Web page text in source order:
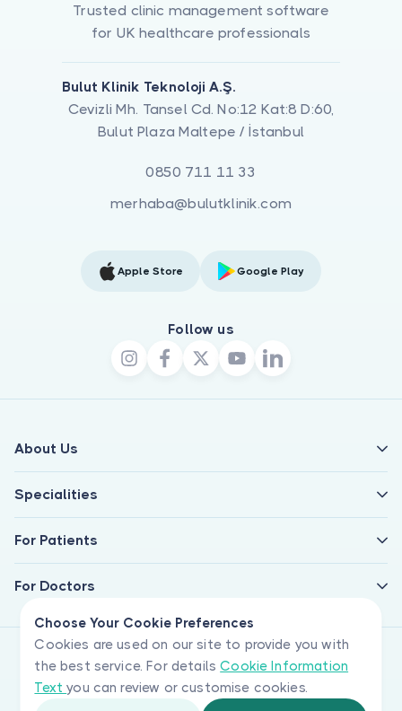
Choose Your Cookie Preferences
Cookies are used on our site to provide you with
the best service. For detailsCookie Information
Textyou can review or customise cookies.
Trusted clinic management software
for UK healthcare professionals
Bulut Klinik Teknoloji A.Ş.
Cevizli Mh. Tansel Cd. No:12 Kat:8 D:60,
Bulut Plaza Maltepe / İstanbul
0850 711 11 33
merhaba@bulutklinik.com
Apple Store Google Play
Follow us
About Us
Specialities
For Patients
For Doctors